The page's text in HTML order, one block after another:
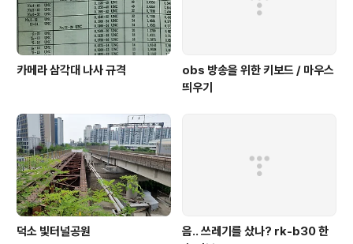
카메라 삼각대 나사 규격
obs 방송을 위한 키보드 / 마우스
띄우기
덕소 빛터널공원
음.. 쓰레기를 샀나? rk-b30 한